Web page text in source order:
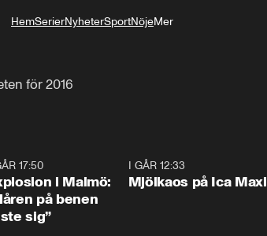
HemSerierNyheterSportNöjeMer
för 2016
17:50
i Malmö:
på benen
sig”
I GÅR 12:33
Mjölkaos på Ica Maxi